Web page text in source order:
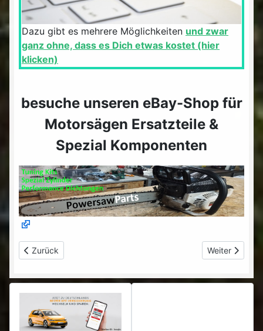
Dazu gibt es mehrere Möglichkeiten und zwar
ganz ohne, dass es Dich etwas kostet (hier
klicken)
besuche unseren eBay-Shop für
Motorsägen Ersatzteile &
Spezial Komponenten
Vorheriger Beitrag: Akkus & PV - SUN GTIL2 1000 2000
Zurück Nächster
Weiter